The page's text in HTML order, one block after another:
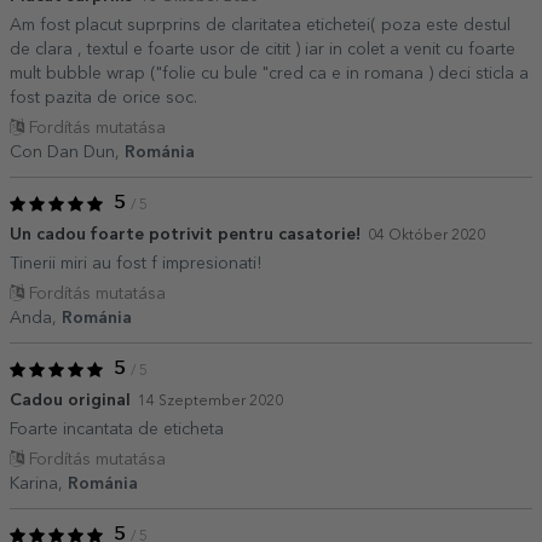
Am fost placut suprprins de claritatea etichetei( poza este destul
de clara , textul e foarte usor de citit ) iar in colet a venit cu foarte
mult bubble wrap ("folie cu bule "cred ca e in romana ) deci sticla a
fost pazita de orice soc.
Fordítás mutatása
Con Dan Dun,
Románia
5 / 5
Un cadou foarte potrivit pentru casatorie! 04 Október 2020
Tinerii miri au fost f impresionati!
Fordítás mutatása
Anda,
Románia
5 / 5
Cadou original 14 Szeptember 2020
Foarte incantata de eticheta
Fordítás mutatása
Karina,
Románia
5 / 5